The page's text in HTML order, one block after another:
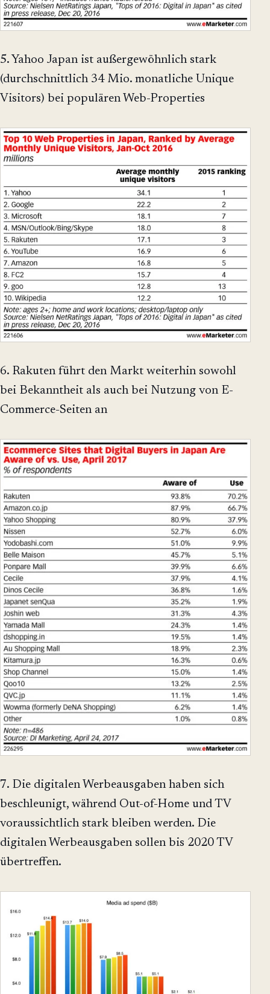
5. Yahoo Japan ist außergewöhnlich stark
(durchschnittlich 34 Mio. monatliche Unique
Visitors) bei populären Web-Properties
6. Rakuten führt den Markt weiterhin sowohl
bei Bekanntheit als auch bei Nutzung von E-
Commerce-Seiten an
7. Die digitalen Werbeausgaben haben sich
beschleunigt, während Out-of-Home und TV
voraussichtlich stark bleiben werden. Die
digitalen Werbeausgaben sollen bis 2020 TV
übertreffen.